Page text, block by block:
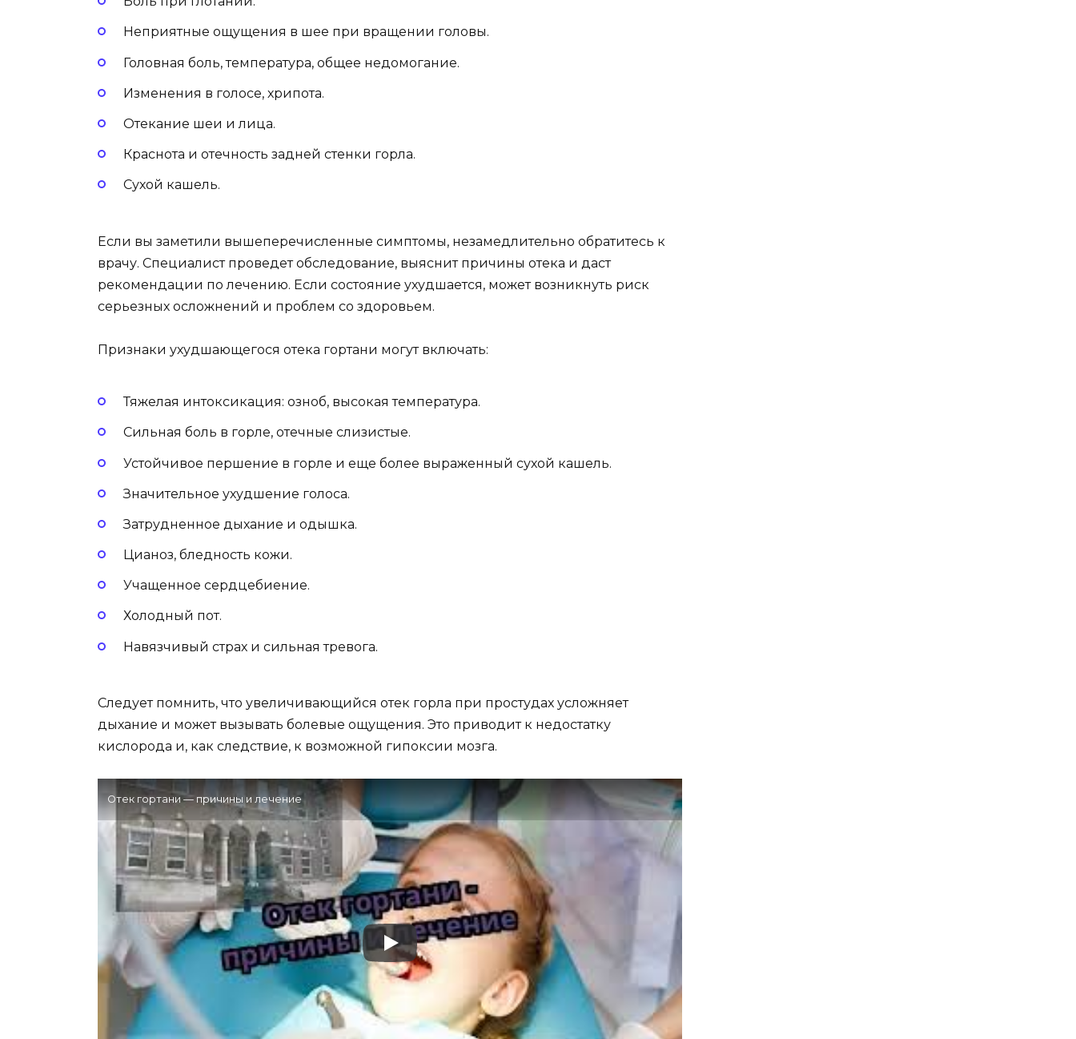
Неприятные ощущения в шее при вращении головы.
Головная боль, температура, общее недомогание.
Изменения в голосе, хрипота.
Отекание шеи и лица.
Краснота и отечность задней стенки горла.
Сухой кашель.
Если вы заметили вышеперечисленные симптомы, незамедлительно обратитесь к
врачу. Специалист проведет обследование, выяснит причины отека и даст
рекомендации по лечению. Если состояние ухудшается, может возникнуть риск
серьезных осложнений и проблем со здоровьем.
Признаки ухудшающегося отека гортани могут включать:
Тяжелая интоксикация: озноб, высокая температура.
Сильная боль в горле, отечные слизистые.
Устойчивое першение в горле и еще более выраженный сухой кашель.
Значительное ухудшение голоса.
Затрудненное дыхание и одышка.
Цианоз, бледность кожи.
Учащенное сердцебиение.
Холодный пот.
Навязчивый страх и сильная тревога.
Следует помнить, что увеличивающийся отек горла при простудах усложняет
дыхание и может вызывать болевые ощущения. Это приводит к недостатку
кислорода и, как следствие, к возможной гипоксии мозга.
Отек гортани — причины и лечение